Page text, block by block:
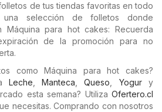
de tus tiendas favoritas en todo
una selección de folletos donde
Máquina para hot cakes: Recuerda
de la promoción para no
como Máquina para hot cakes?
Leche ,Manteca ,Queso Yogury
esta semana? Utiliza Ofertero.cl
necesitas. Comprando con nosotros